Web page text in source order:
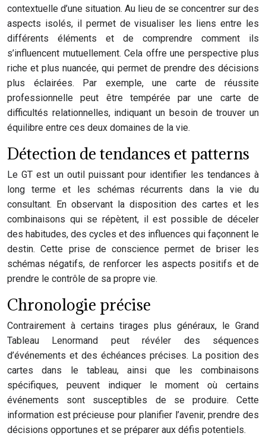
contextuelle d’une situation. Au lieu de se concentrer sur des
aspects isolés, il permet de visualiser les liens entre les
différents éléments et de comprendre comment ils
s’influencent mutuellement. Cela offre une perspective plus
riche et plus nuancée, qui permet de prendre des décisions
plus éclairées. Par exemple, une carte de réussite
professionnelle peut être tempérée par une carte de
difficultés relationnelles, indiquant un besoin de trouver un
équilibre entre ces deux domaines de la vie.
Détection de tendances et patterns
Le GT est un outil puissant pour identifier les tendances à
long terme et les schémas récurrents dans la vie du
consultant. En observant la disposition des cartes et les
combinaisons qui se répètent, il est possible de déceler
des habitudes, des cycles et des influences qui façonnent le
destin. Cette prise de conscience permet de briser les
schémas négatifs, de renforcer les aspects positifs et de
prendre le contrôle de sa propre vie.
Chronologie précise
Contrairement à certains tirages plus généraux, le Grand
Tableau Lenormand peut révéler des séquences
d’événements et des échéances précises. La position des
cartes dans le tableau, ainsi que les combinaisons
spécifiques, peuvent indiquer le moment où certains
événements sont susceptibles de se produire. Cette
information est précieuse pour planifier l’avenir, prendre des
décisions opportunes et se préparer aux défis potentiels.